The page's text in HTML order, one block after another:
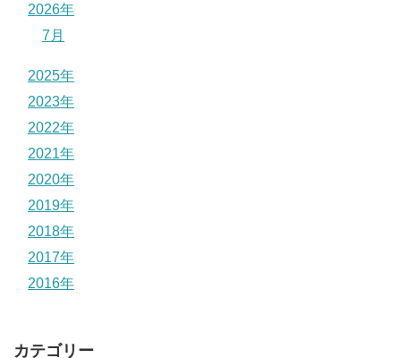
2026年
7月
2025年
2023年
2022年
2021年
2020年
2019年
2018年
2017年
2016年
カテゴリー